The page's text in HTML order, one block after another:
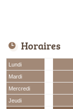
Horaires
Lundi
Mardi
Mercredi
Jeudi